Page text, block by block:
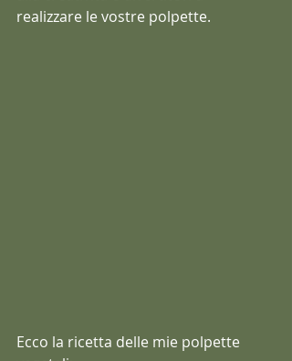
realizzare le vostre polpette.
Ecco la ricetta delle mie polpette